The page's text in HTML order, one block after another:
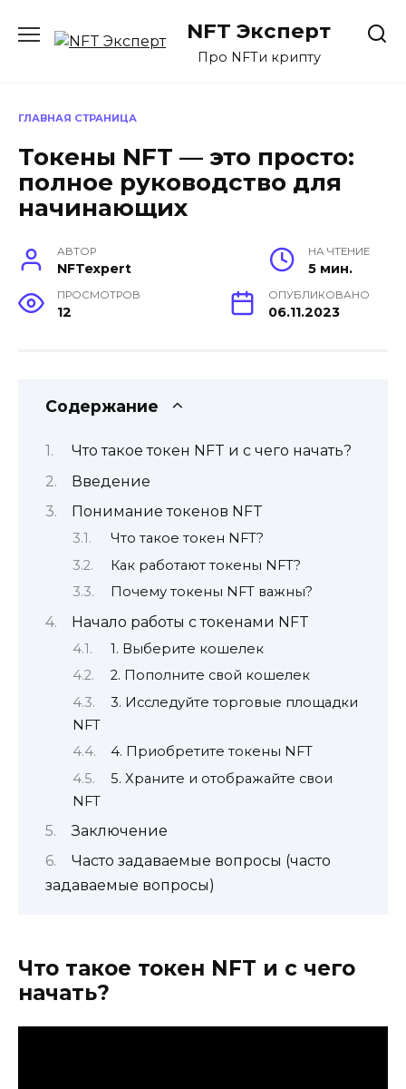
содержанию
NFT Эксперт
Про NFTи крипту
ГЛАВНАЯ СТРАНИЦА
Токены NFT — это просто:
полное руководство для
начинающих
АВТОР
NFTexpert
НА ЧТЕНИЕ
5 мин.
ПРОСМОТРОВ
12
ОПУБЛИКОВАНО
06.11.2023
Содержание
Что такое токен NFT и с чего начать?
Введение
Понимание токенов NFT
Что такое токен NFT?
Как работают токены NFT?
Почему токены NFT важны?
Начало работы с токенами NFT
1. Выберите кошелек
2. Пополните свой кошелек
3. Исследуйте торговые площадки
NFT
4. Приобретите токены NFT
5. Храните и отображайте свои
NFT
Заключение
Часто задаваемые вопросы (часто
задаваемые вопросы)
Что такое токен NFT и с чего
начать?